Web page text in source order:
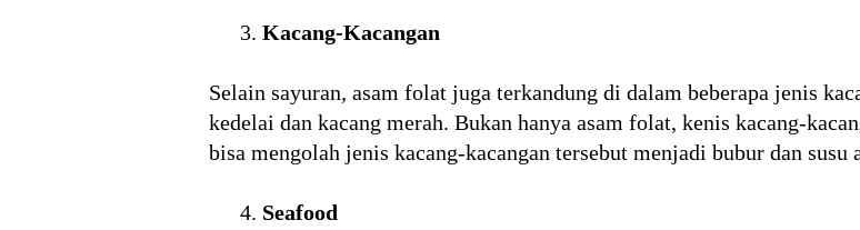
Kacang-Kacangan
Selain sayuran, asam folat juga terkandung di dalam beberapa jenis
kedelai dan kacang merah. Bukan hanya asam folat, kenis kacang-
bisa mengolah jenis kacang-kacangan tersebut menjadi bubur dan susu
Seafood